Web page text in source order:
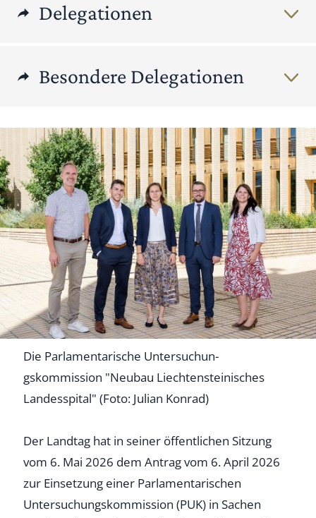
Delegationen
Besondere Delegationen
Die Parlamentarische Untersuchun­­
gskommission "Neubau Liechtensteinisches
Landesspital" (Foto: Julian Konrad)
Der Landtag hat in seiner öffentlichen Sitzung
vom 6. Mai 2026 dem Antrag vom 6. April 2026
zur Einsetzung einer Parlamentarischen
Untersuchungskommission (PUK) in Sachen